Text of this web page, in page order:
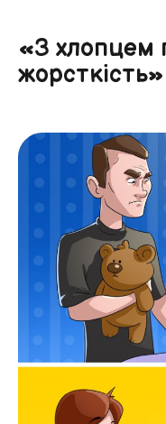
«З хлопцем
жорсткість»